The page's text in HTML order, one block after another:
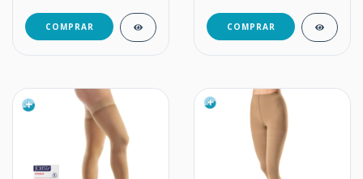
COMPRAR COMPRAR